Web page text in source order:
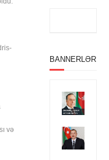
və
BANNERLƏR